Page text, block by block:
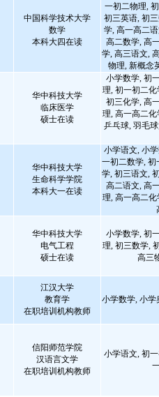
中国科学技术大学
数学
本科大四在读
一初二物理,
初三英语, 初
学, 高一高二
高二数学, 高
学, 高三语文,
物理, 新概念
华中科技大学
临床医学
硕士在读
小学数学, 初
理, 初一初二
初三化学, 高
理, 高一高二
乒乓球, 羽毛
华中科技大学
生命科学学院
本科大一在读
小学语文, 小
一初二数学, 初
学, 初三语文,
高二语文, 高
理, 高一高二
华中科技大学
电气工程
硕士在读
小学数学, 初
理, 初三数学,
高三
江汉大学
教育学
在职培训机构教师
小学数学, 小学
信阳师范学院
汉语言文学
在职培训机构教师
小学语文, 初